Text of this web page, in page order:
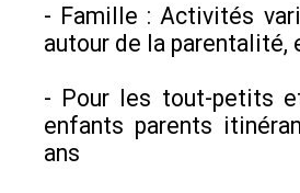
- Famille : Activités
autour de la parentalité,
- Pour les tout-petits
enfants parents
ans